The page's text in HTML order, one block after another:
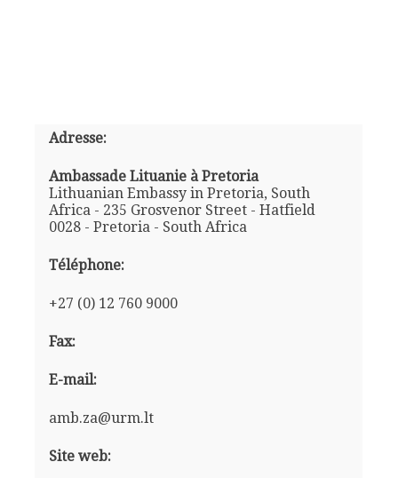
Adresse:
Ambassade Lituanie à Pretoria
Lithuanian Embassy in Pretoria, South
Africa - 235 Grosvenor Street - Hatfield
0028 - Pretoria - South Africa
Téléphone:
+27 (0) 12 760 9000
Fax:
E-mail:
amb.za@urm.lt
Site web: